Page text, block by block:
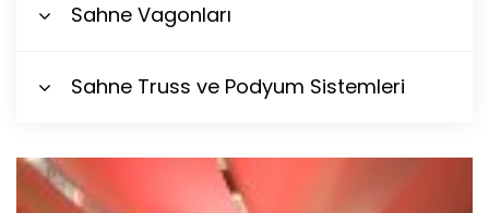
Sahne Vagonları
Sahne Truss ve Podyum Sistemleri